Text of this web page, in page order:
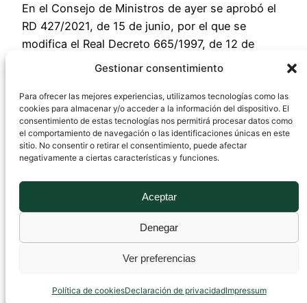
Gestionar consentimiento
Para ofrecer las mejores experiencias, utilizamos tecnologías como las
cookies para almacenar y/o acceder a la información del dispositivo. El
consentimiento de estas tecnologías nos permitirá procesar datos como
el comportamiento de navegación o las identificaciones únicas en este
sitio. No consentir o retirar el consentimiento, puede afectar
negativamente a ciertas características y funciones.
Aceptar
Denegar
Ver preferencias
Política de cookiesDeclaración de privacidadImpressum
En el Consejo de Ministros de ayer se aprobó el
RD 427/2021, de 15 de junio, por el que se
modifica el Real Decreto 665/1997, de 12 de
mayo, sobre la protección de los trabajadores
exposición a agentes cancerígenos durante el
trabajo. Con el RD 665/1997, de…
16 junio, 2021
Funciona gracias a